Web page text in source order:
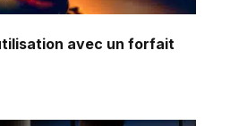
avec un forfait